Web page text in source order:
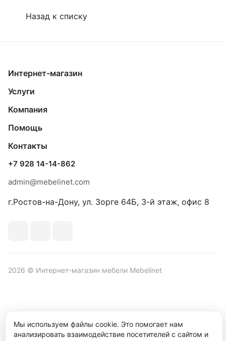
Назад к списку
Интернет-магазин
Услуги
Компания
Помощь
Контакты
+7 928 14-14-862
admin@mebelinet.com
г.Ростов-на-Дону, ул. Зорге 64Б, 3-й этаж, офис 8
2026 © Интернет-магазин мебели Mebelinet
конфиденциальности
Мы используем файлы cookie. Это помогает нам
анализировать взаимодействие посетителей с сайтом и